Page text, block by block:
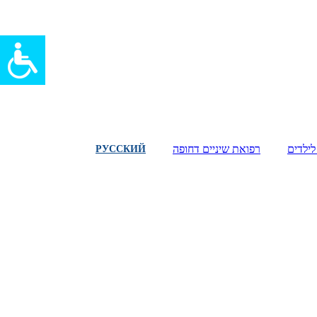
רפואת שיניים דחופה РУССКИЙ